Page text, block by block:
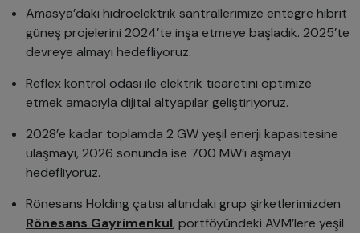
Amasya’daki hidroelektrik santrallerimize entegre hibrit
güneş projelerini 2024’te inşa etmeye başladık. 2025’te
devreye almayı hedefliyoruz.
Reflex kontrol odası ile elektrik ticaretini optimize
etmek amacıyla dijital altyapılar geliştiriyoruz.
2028’e kadar toplamda 2 GW yeşil enerji kapasitesine
ulaşmayı, 2026 sonunda ise 700 MW’ı aşmayı
hedefliyoruz.
Rönesans Holding çatısı altındaki grup şirketlerimizden
Rönesans Gayrimenkul, portföyündeki AVM’lere yeşil